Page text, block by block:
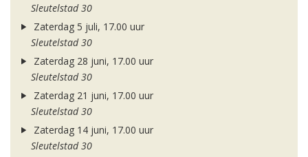
Sleutelstad 30
Zaterdag 5 juli, 17.00 uur
Sleutelstad 30
Zaterdag 28 juni, 17.00 uur
Sleutelstad 30
Zaterdag 21 juni, 17.00 uur
Sleutelstad 30
Zaterdag 14 juni, 17.00 uur
Sleutelstad 30